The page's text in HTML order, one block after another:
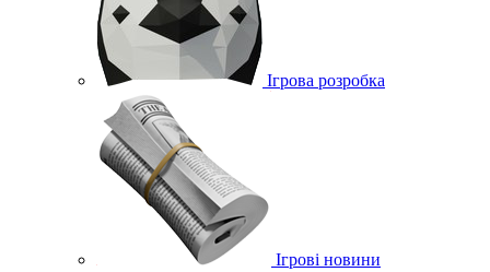
Ігрова розробка
Ігрові новини